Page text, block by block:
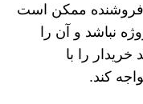
ممکن است
نباشد و آن را
خریدار را با
کند.